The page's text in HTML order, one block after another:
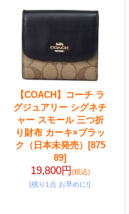
【COACH】コーチ ラ
グジュアリー シグネチ
ャー スモール 三つ折
り財布 カーキ×ブラッ
ク（日本未発売）
[875
89]
19,800円(税込)
[残り1点 お早めに!]